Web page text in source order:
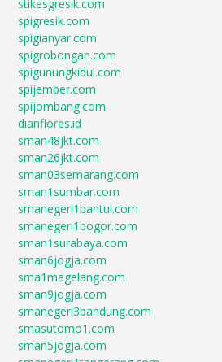
stikesgresik.com
spigresik.com
spigianyar.com
spigrobongan.com
spigunungkidul.com
spijember.com
spijombang.com
dianflores.id
sman48jkt.com
sman26jkt.com
sman03semarang.com
sman1sumbar.com
smanegeri1bantul.com
smanegeri1bogor.com
sman1surabaya.com
sman6jogja.com
sma1magelang.com
sman9jogja.com
smanegeri3bandung.com
smasutomo1.com
sman5jogja.com